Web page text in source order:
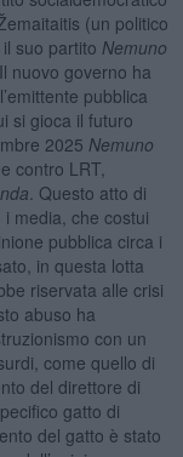
(un politico
suo partito Nemuno
nuovo governo ha
pubblica
si gioca il futuro
2025 Nemuno
contro LRT,
. Questo atto di
media, che costui
pubblica circa i
in questa lotta
riservata alle crisi
abuso ha
con un
come quello di
del direttore di
gatto di
del gatto è stato